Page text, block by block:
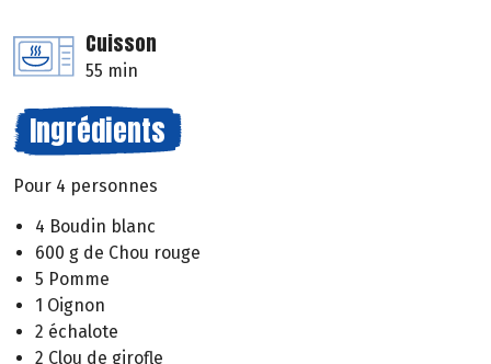
Cuisson
55 min
Ingrédients
Pour 4 personnes
4 Boudin blanc
600 g de Chou rouge
5 Pomme
1 Oignon
2 échalote
2 Clou de girofle